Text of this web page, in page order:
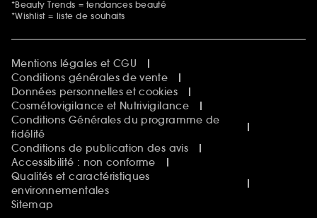
*Beauty Trends = tendances beauté
*Wishlist = liste de souhaits
Mentions légales et CGU
Conditions générales de vente
Données personnelles et cookies
Cosmétovigilance et Nutrivigilance
Conditions Générales du programme de
fidélité
Conditions de publication des avis
Accessibilité : non conforme
Qualités et caractéristiques
environnementales
Sitemap